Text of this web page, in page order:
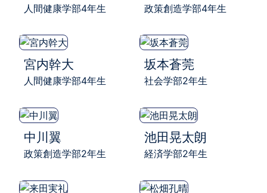
人間健康学部4年生 政策創造学部4年生
宮内幹大
人間健康学部4年生
坂本蒼莞
社会学部2年生
中川翼
政策創造学部2年生
池田晃太朗
経済学部2年生